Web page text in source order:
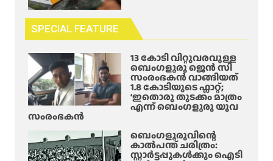
SPECIAL FEATURE
13 കോടി വിറ്റുവരവുള്ള
ബെംഗളൂരു ജെൻ സി
സംരംഭകൻ വാങ്ങിയത്
1.8 കോടിയുടെ ഫ്ലാറ്റ്;
‘ഇതൊരു തുടക്കം മാത്രം
എന്ന് ബെംഗളൂരു യുവ
സംരംഭകൻ
ബെംഗളൂരുവിന്റെ
കാൽപന്ത് ചരിത്രം:
സ്റ്റാർട്ടപ്പുകൾക്കും ഐടി